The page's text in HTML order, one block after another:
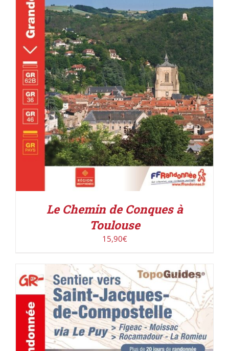
DÉTAILS
Le Chemin de Conques à
Toulouse
15,90€